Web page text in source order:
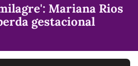
Mariana Rios
gestacional